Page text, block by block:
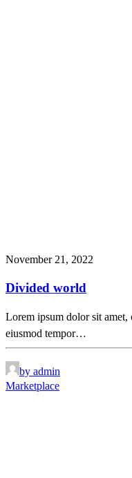
November 21, 2022
Divided world
Lorem ipsum dolor sit amet,
eiusmod tempor…
by admin
Marketplace